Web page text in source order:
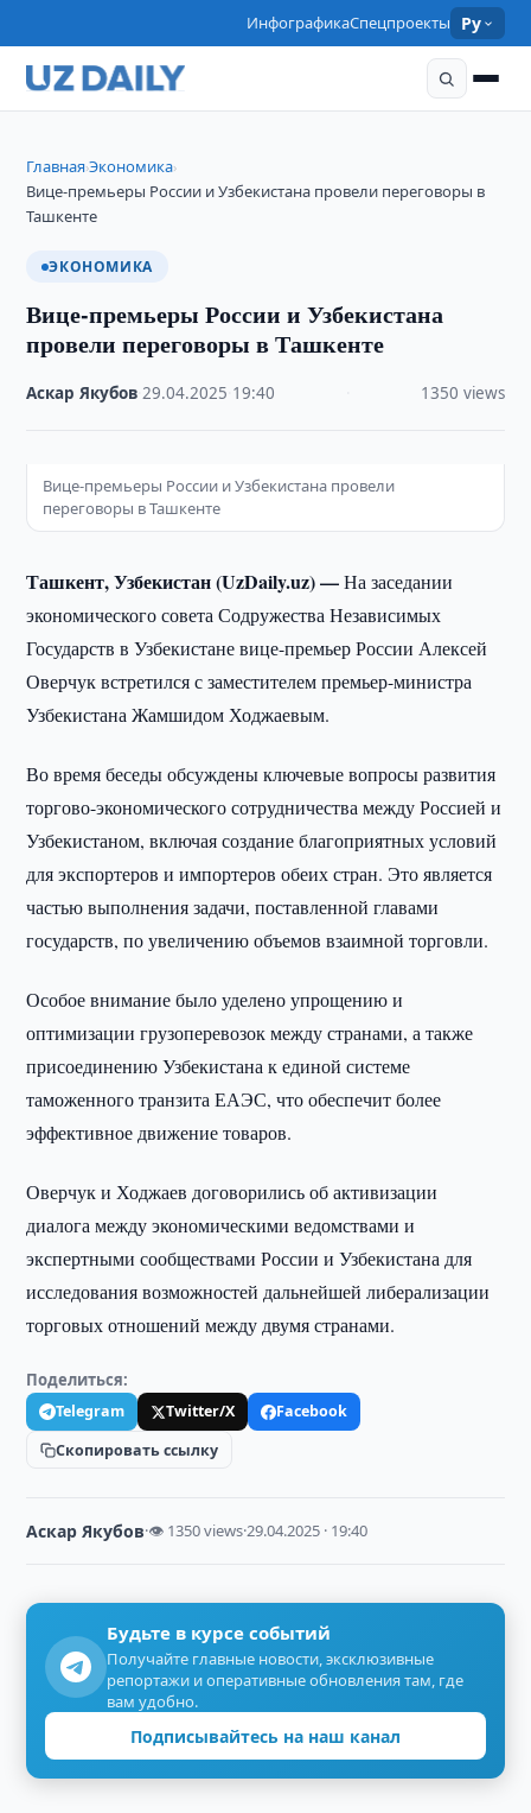
ИнфографикаСпецпроекты Ру
Главная›Экономика›
Вице-премьеры России и Узбекистана провели переговоры в
Ташкенте
ЭКОНОМИКА
Вице-премьеры России и Узбекистана
провели переговоры в Ташкенте
Аскар Якубов ·29.04.2025 19:40 1350 views
Вице-премьеры России и Узбекистана провели
переговоры в Ташкенте
Ташкент, Узбекистан (UzDaily.uz) —На заседании
экономического совета Содружества Независимых
Государств в Узбекистане вице-премьер России Алексей
Оверчук встретился с заместителем премьер-министра
Узбекистана Жамшидом Ходжаевым.
Во время беседы обсуждены ключевые вопросы развития
торгово-экономического сотрудничества между Россией и
Узбекистаном, включая создание благоприятных условий
для экспортеров и импортеров обеих стран. Это является
частью выполнения задачи, поставленной главами
государств, по увеличению объемов взаимной торговли.
Особое внимание было уделено упрощению и
оптимизации грузоперевозок между странами, а также
присоединению Узбекистана к единой системе
таможенного транзита ЕАЭС, что обеспечит более
эффективное движение товаров.
Оверчук и Ходжаев договорились об активизации
диалога между экономическими ведомствами и
экспертными сообществами России и Узбекистана для
исследования возможностей дальнейшей либерализации
торговых отношений между двумя странами.
Поделиться:
Telegram Twitter/X
Facebook
Скопировать ссылку
Аскар Якубов·👁 1350 views·29.04.2025 · 19:40
Будьте в курсе событий
Получайте главные новости, эксклюзивные
репортажи и оперативные обновления там, где
вам удобно.
Подписывайтесь на наш канал